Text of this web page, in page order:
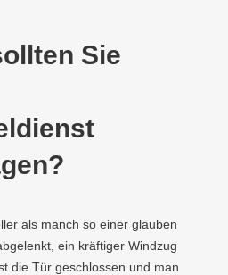
Sie
als manch so einer glauben
ein kräftiger Windzug
die Tür geschlossen und man